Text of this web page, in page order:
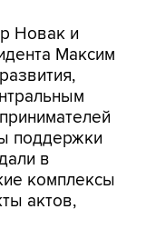
Новак и
Максим
поддержки
в
комплексы
актов,